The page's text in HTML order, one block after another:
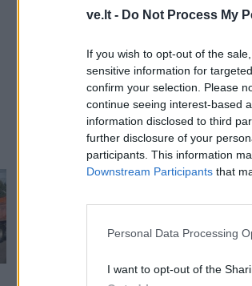
ve.lt - Do Not Process My
If you wish to opt-out of the
sensitive information for
confirm your selection. Please
continue seeing interest-based
information disclosed to third
further disclosure of your
participants. This information
Downstream Participants that
Personal Data Processing
I want to opt-out of the
Eidami ryte į darbus, jie parke